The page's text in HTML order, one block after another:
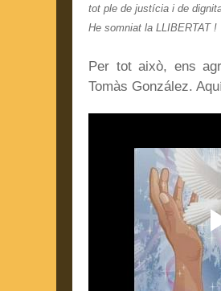
tot ple de justícia i de
He somniat la LLIBERTAT !
Per tot això, ens
Tomàs González.